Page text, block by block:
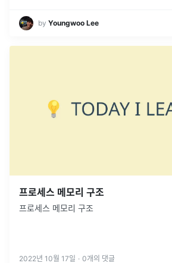
by Youngwoo Lee
프로세스 메모리 구조
프로세스 메모리 구조
2022년 10월 17일 · 0개의 댓글